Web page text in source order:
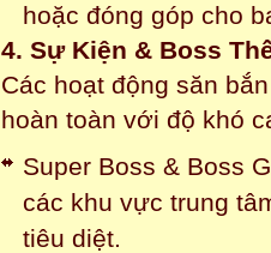
hoặc đóng góp cho
4. Sự Kiện & Boss
Các hoạt động săn
hoàn toàn với độ khó
Super Boss & Boss
các khu vực trung
tiêu diệt.